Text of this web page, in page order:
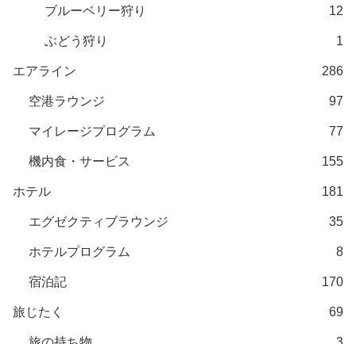
ブルーベリー狩り 12
ぶどう狩り 1
エアライン 286
空港ラウンジ 97
マイレージプログラム 77
機内食・サービス 155
ホテル 181
エグゼクティブラウンジ 35
ホテルプログラム 8
宿泊記 170
旅じたく 69